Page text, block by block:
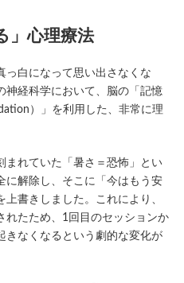
」心理療法
っ白になって思い出さなくな
神経科学において、脳の「記憶
）」を利用した、非常に理
まれていた「暑さ＝恐怖」とい
に解除し、そこに「今はもう安
書きしました。これにより、
れたため、1回目のセッションか
きなくなるという劇的な変化が